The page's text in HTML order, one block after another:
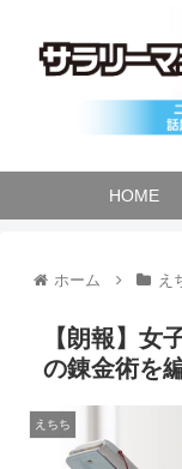
HOME
ホーム え
【朗報】女
の錬金術を
えちち